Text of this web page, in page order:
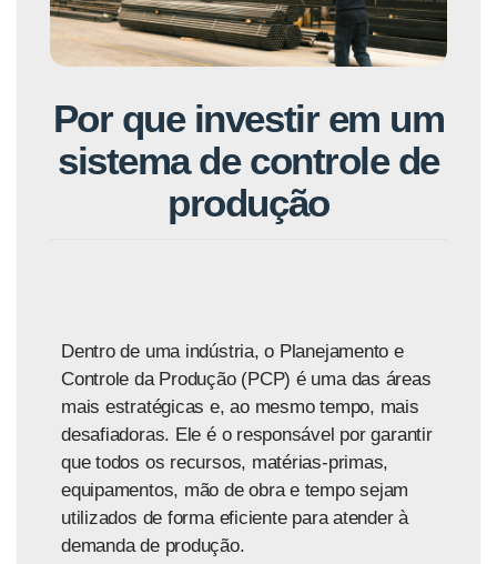
Por que investir em um
sistema de controle de
produção
Dentro de uma indústria, o Planejamento e
Controle da Produção (PCP) é uma das áreas
mais estratégicas e, ao mesmo tempo, mais
desafiadoras. Ele é o responsável por garantir
que todos os recursos, matérias-primas,
equipamentos, mão de obra e tempo sejam
utilizados de forma eficiente para atender à
demanda de produção.